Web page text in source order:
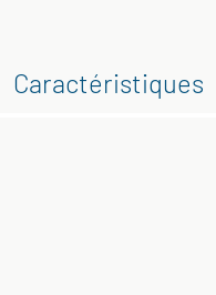
Caractéristiques